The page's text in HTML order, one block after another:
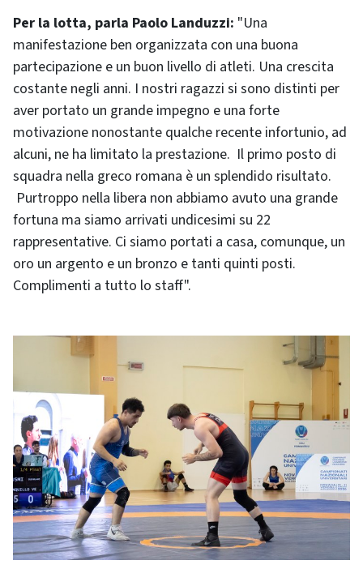
Per la lotta, parla Paolo Landuzzi: "Una
manifestazione ben organizzata con una buona
partecipazione e un buon livello di atleti. Una crescita
costante negli anni. I nostri ragazzi si sono distinti per
aver portato un grande impegno e una forte
motivazione nonostante qualche recente infortunio, ad
alcuni, ne ha limitato la prestazione. Il primo posto di
squadra nella greco romana è un splendido risultato.
Purtroppo nella libera non abbiamo avuto una grande
fortuna ma siamo arrivati undicesimi su 22
rappresentative. Ci siamo portati a casa, comunque, un
oro un argento e un bronzo e tanti quinti posti.
Complimenti a tutto lo staff".